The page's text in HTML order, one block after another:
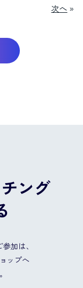
次へ »
ング
加は、
ップへ